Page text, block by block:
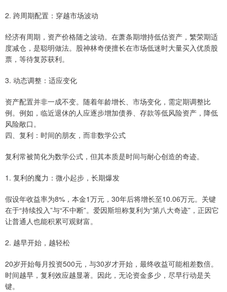
2. 跨周期配置：穿越市场波动
经济有周期，资产价格随之波动。在萧条期增持低估资产，繁荣期适
度减仓，是聪明做法。股神林奇便擅长在市场低迷时大量买入优质股
票，等待复苏获利。
3. 动态调整：适应变化
资产配置并非一成不变。随着年龄增长、市场变化，需定期调整比
例。例如，临近退休的人应逐步增加债券、存款等低风险资产，降低
风险敞口。
四、复利：时间的朋友，而非数学公式
复利常被简化为数学公式，但其本质是时间与耐心创造的奇迹。
1. 复利的魔力：微小起步，长期爆发
假设年收益率为8%，本金1万元，30年后将增长至10.06万元。关键
在于“持续投入”与“不中断”。爱因斯坦称复利为“第八大奇迹”，正因它
让普通人也能积累可观财富。
2. 越早开始，越轻松
20岁开始每月投资500元，与30岁才开始，最终收益可能相差数倍。
时间越早，复利效应越显著。因此，无论资金多少，尽早行动是关
键。